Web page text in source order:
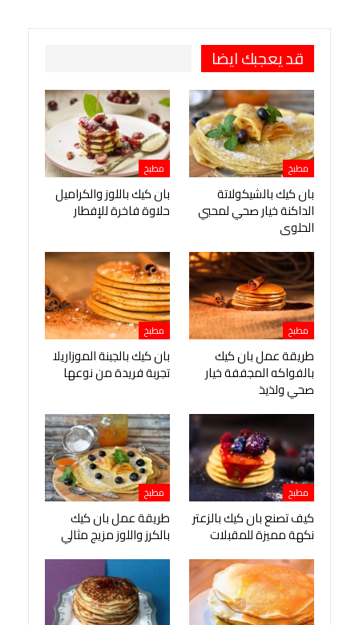
قد يعجبك ايضا
مطبخ
بان كيك بالشيكولاتة
الداكنة خيار صحي لمحبي
الحلوى
مطبخ
بان كيك باللوز والكراميل
حلاوة فاخرة للإفطار
مطبخ
طريقة عمل بان كيك
بالفواكه المجففة خيار
صحي ولذيذ
مطبخ
بان كيك بالجبنة الموزاريلا
تجربة فريدة من نوعها
مطبخ
كيف تصنع بان كيك بالزعتر
نكهة مميزة للمقبلات
مطبخ
طريقة عمل بان كيك
بالكرز واللوز مزيج مثالي